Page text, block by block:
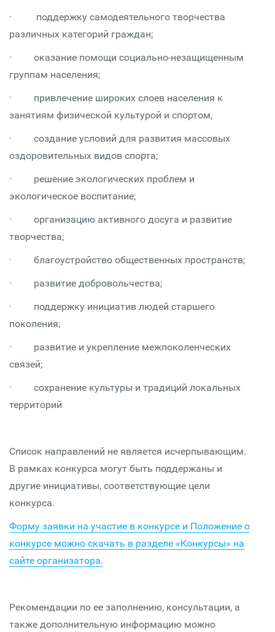
· поддержку самодеятельного творчества
различных категорий граждан;
· оказание помощи социально-незащищенным
группам населения;
· привлечение широких слоев населения к
занятиям физической культурой и спортом,
· создание условий для развития массовых
оздоровительных видов спорта;
· решение экологических проблем и
экологическое воспитание;
· организацию активного досуга и развитие
творчества;
· благоустройство общественных пространств;
· развитие добровольчества;
· поддержку инициатив людей старшего
поколения;
· развитие и укрепление межпоколенческих
связей;
· сохранение культуры и традиций локальных
территорий
Список направлений не является исчерпывающим.
В рамках конкурса могут быть поддержаны и
другие инициативы, соответствующие цели
конкурса.
Форму заявки на участие в конкурсе и Положение о
конкурсе можно скачать в разделе «Конкурсы» на
сайте организатора.
Рекомендации по ее заполнению, консультации, а
также дополнительную информацию можно